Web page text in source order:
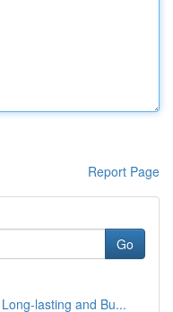
Report Page
Go
lasting and Bu...